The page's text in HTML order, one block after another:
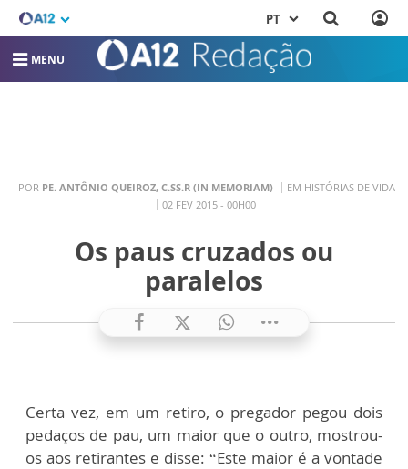
PT
MENU
POR PE. ANTÔNIO QUEIROZ, C.SS.R (IN MEMORIAM)
EM HISTÓRIAS DE VIDA
02 FEV 2015 - 00H00
Os paus cruzados ou
paralelos
Certa vez, em um retiro, o pregador pegou dois
pedaços de pau, um maior que o outro, mostrou-
os aos retirantes e disse: “Este maior é a vontade